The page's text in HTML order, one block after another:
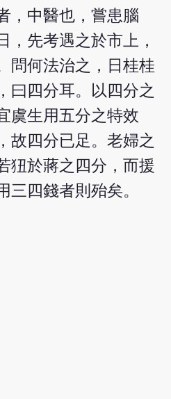
，中醫也，嘗患腦
，先考遇之於市上，
問何法治之，日桂桂
曰四分耳。以四分之
虞生用五分之特效
故四分已足。老婦之
狃於蔣之四分，而援
三四錢者則殆矣。